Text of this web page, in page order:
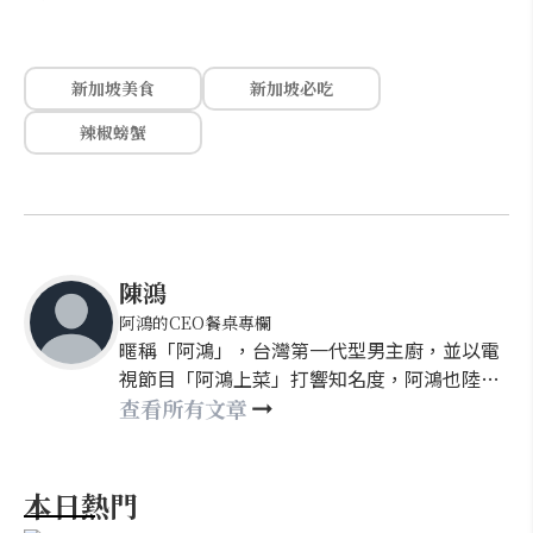
新加坡美食
新加坡必吃
辣椒螃蟹
陳鴻
阿鴻的CEO餐桌專欄
暱稱「阿鴻」，台灣第一代型男主廚，並以電
視節目「阿鴻上菜」打響知名度，阿鴻也陸續
前往星馬、日本、中國大陸等地發展，是第一
獎」和「最佳節目男主持人獎」兩大殊榮者。
近年回歸台灣生活，現任明新科技大學旅廚系
查看所有文章
本日熱門